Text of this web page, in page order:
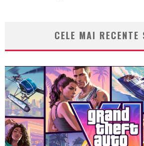
CELE MAI RECENTE